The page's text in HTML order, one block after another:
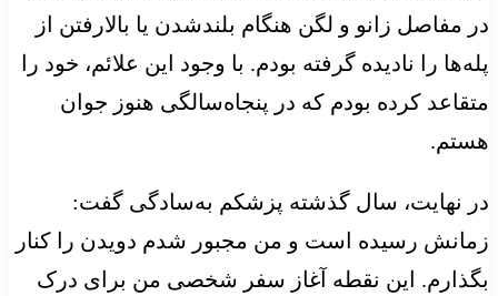
در مفاصل زانو و لگن هنگام بلندشدن یا بالارفتن از
پله‌ها را نادیده گرفته بودم. با وجود این علائم، خود را
متقاعد کرده بودم که در پنجاه‌سالگی هنوز جوان
هستم.
در نهایت، سال گذشته پزشکم به‌سادگی گفت:
زمانش رسیده است و من مجبور شدم دویدن را کنار
بگذارم. این نقطه آغاز سفر شخصی من برای درک